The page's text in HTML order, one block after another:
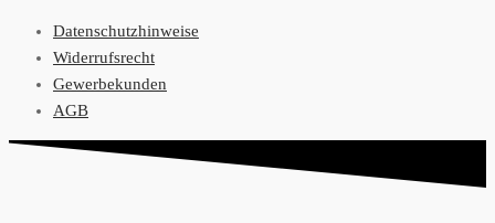
Datenschutzhinweise
Widerrufsrecht
Gewerbekunden
AGB